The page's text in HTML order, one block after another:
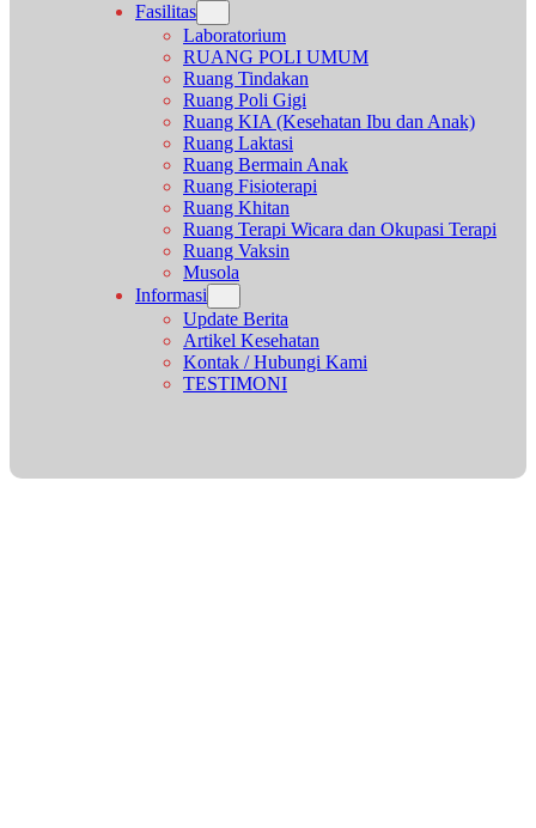
Fasilitas
Laboratorium
RUANG POLI UMUM
Ruang Tindakan
Ruang Poli Gigi
Ruang KIA (Kesehatan Ibu dan Anak)
Ruang Laktasi
Ruang Bermain Anak
Ruang Fisioterapi
Ruang Khitan
Ruang Terapi Wicara dan Okupasi Terapi
Ruang Vaksin
Musola
Informasi
Update Berita
Artikel Kesehatan
Kontak / Hubungi Kami
TESTIMONI